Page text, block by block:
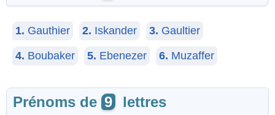
1. Gauthier 2. Iskander 3. Gaultier
4. Boubaker 5. Ebenezer 6. Muzaffer
Prénoms de 9 lettres